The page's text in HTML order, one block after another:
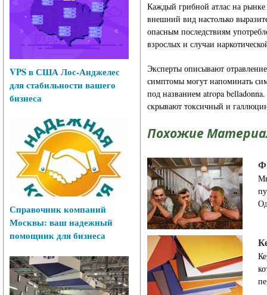
VPS в США Лос-Анджелес
для стабильности вашего
бизнеса
Справочник компаний
Москвы: ваш надежный
помощник для бизнеса
Каждый грибной атлас на
внешний вид настолько
опасным последствиям
взрослых и случаи
Эксперты описывают
симптомы могут напоминать
под названием atropa
скрывают токсичный и
Похожие